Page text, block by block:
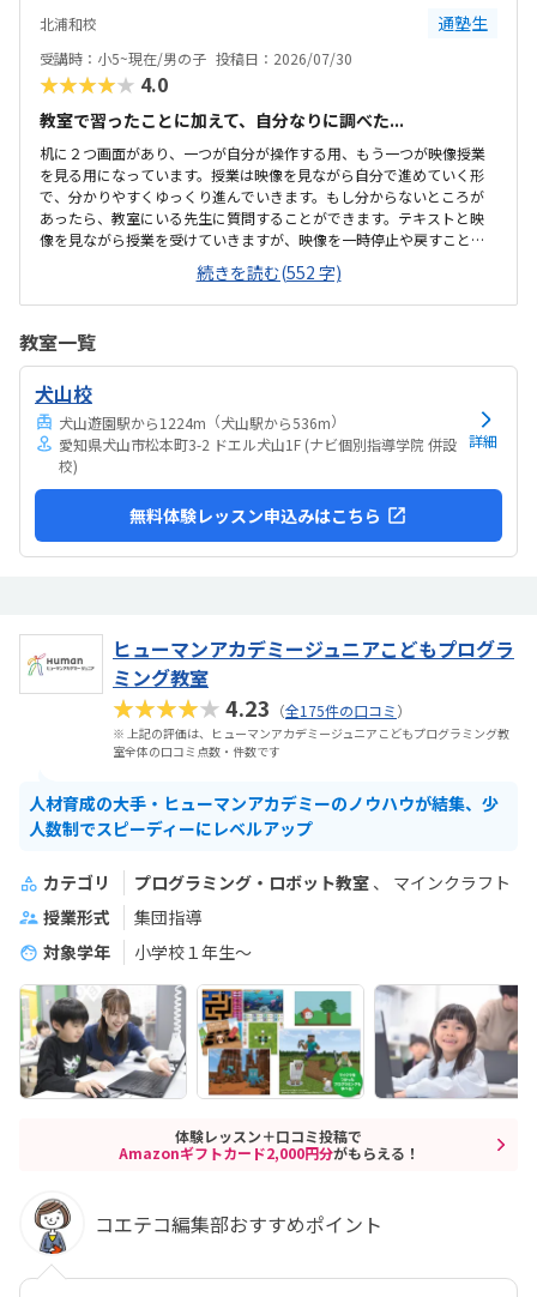
よかったです。先生が優しく、おおらかだったので良かったです。教室
の雰囲気も良かったです。1人ずつブースが分かれており、ヘッドホン
もあり、先生もつかず離れずの距離感で良かったです。
北浦和校 通塾生
受講時：小5~現在/男の子 投稿日：2026/07/30
★★★★★ 4.0
教室で習ったことに加えて、自分なりに調べた...
机に２つ画面があり、一つが自分が操作する用、もう一つが映像授業
を見る用になっています。授業は映像を見ながら自分で進めていく形
で、分かりやすくゆっくり進んでいきます。もし分からないところが
あったら、教室にいる先生に質問することができます。テキストと映
像を見ながら授業を受けていきますが、映像を一時停止や戻すことは
できますがスキップはできません。分かりやすい内容ですが、指示さ
れたことが早く終わってしまうと時間を持て余してしまうこともあり
ます。駅近のため、駐輪場は数台分ありますが駐車場はありません。
も多いです。お知らせや作品などの掲示物はいつも綺麗に貼られてい
て、教室内は綺麗に保たれています。良心的な値段で、また季節のオプ
ションの講習なども必要に応じて選ぶことができ、負担になることな
く続けられています。映像授業がメインではあります...
続きを読む(552 字)
教室一覧
犬山校
犬山遊園駅から1224m （犬山駅から536m）
愛知県犬山市松本町3-2 ドエル犬山1F (ナビ個別指導学院 併設
校)
詳細
無料体験レッスン申込みはこちら
ヒューマンアカデミージュニアこどもプログラ
ミング教室
★★★★★4.23 （全175件の口コミ）
※ 上記の評価は、ヒューマンアカデミージュニアこどもプログラミング教
室全体の口コミ点数・件数です
人材育成の大手・ヒューマンアカデミーのノウハウが結集、少
人数制でスピーディーにレベルアップ
カテゴリ プログラミング・ロボット教室
マインクラフト
授業形式
集団指導
対象学年
小学校１年生〜
体験レッスン＋口コミ投稿で
Amazonギフトカード2,000円分がもらえる！
コエテコ編集部おすすめポイント